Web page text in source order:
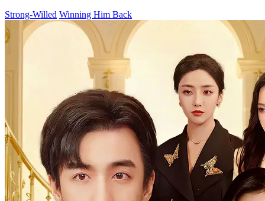
Strong-Willed Winning Him Back